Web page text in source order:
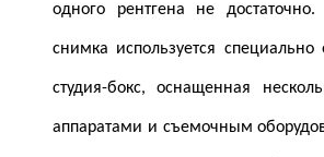
одного рентгена не
снимка используется специально
студия-бокс, оснащенная
аппаратами и съемочным